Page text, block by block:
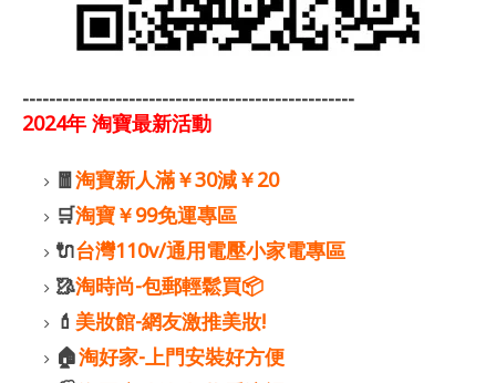
--------------------------------------------------
2024年 淘寶最新活動
🧧淘寶新人滿￥30減￥20
🛒淘寶￥99免運專區
🔌台灣110v/通用電壓小家電專區
🥻淘時尚-包郵輕鬆買📦
💄 美妝館-網友激推美妝!
🏠淘好家-上門安裝好方便